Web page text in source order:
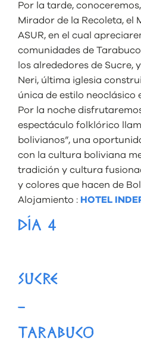
Por la tarde,
Mirador de la Recoleta, el
ASUR, en el cual
comunidades de
los alrededores de Sucre,
Neri, última iglesia
única de estilo neoclásico
Por la noche
espectáculo folklórico
bolivianos”, una
con la cultura boliviana
tradición y cultura
y colores que hacen de
Alojamiento : HOTEL
DÍA 4
SUCRE
–
TARABUCO